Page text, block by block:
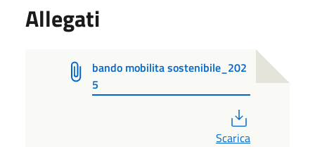
Allegati
bando mobilita sostenibile_202
5
Scarica